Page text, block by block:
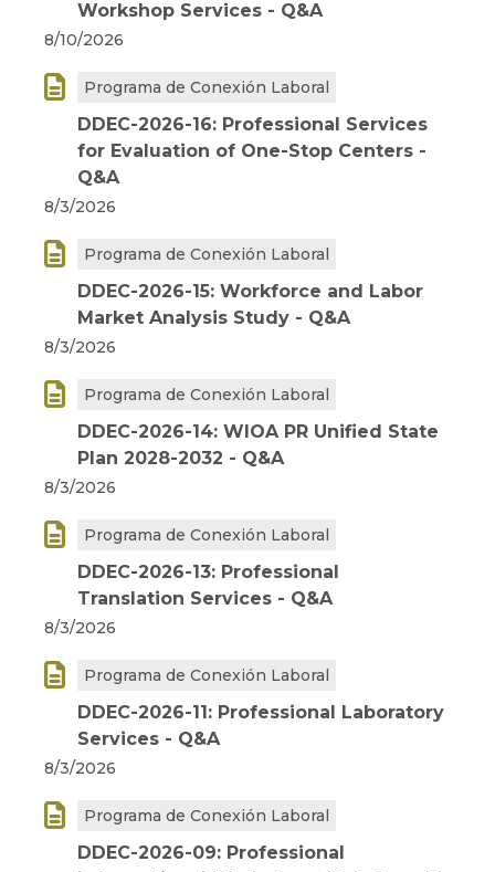
Workshop Services - Q&A
8/10/2026
 Programa de Conexión Laboral
DDEC-2026-16: Professional Services
for Evaluation of One-Stop Centers -
Q&A
8/3/2026
 Programa de Conexión Laboral
DDEC-2026-15: Workforce and Labor
Market Analysis Study - Q&A
8/3/2026
 Programa de Conexión Laboral
DDEC-2026-14: WIOA PR Unified State
Plan 2028-2032 - Q&A
8/3/2026
 Programa de Conexión Laboral
DDEC-2026-13: Professional
Translation Services - Q&A
8/3/2026
 Programa de Conexión Laboral
DDEC-2026-11: Professional Laboratory
Services - Q&A
8/3/2026
 Programa de Conexión Laboral
DDEC-2026-09: Professional